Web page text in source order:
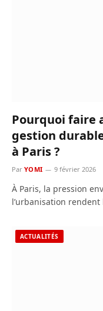
Pourquoi faire
gestion
à Paris ?
Par YOMI 9 février 2026
À Paris, la pression
l’urbanisation
ACTUALITÉS